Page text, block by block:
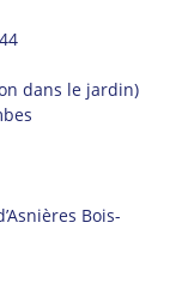
dans le jardin)
Bois-